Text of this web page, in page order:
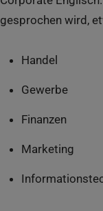
gesprochen wird,
Handel
Gewerbe
Finanzen
Marketing